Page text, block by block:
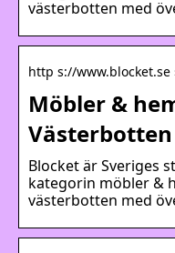
västerbotten med
http s://www.blocket.se
Möbler &
Blocket är Sveriges
kategorin möbler &
västerbotten med